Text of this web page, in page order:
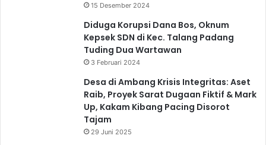
15 Desember 2024
Diduga Korupsi Dana Bos, Oknum
Kepsek SDN di Kec. Talang Padang
Tuding Dua Wartawan
3 Februari 2024
Desa di Ambang Krisis Integritas: Aset
Raib, Proyek Sarat Dugaan Fiktif & Mark
Up, Kakam Kibang Pacing Disorot
Tajam
29 Juni 2025